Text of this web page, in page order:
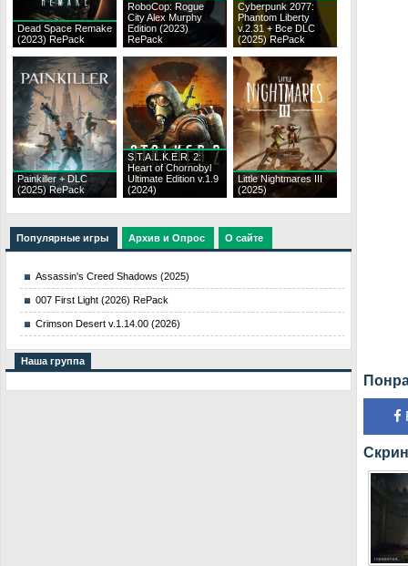
Dead Space Remake
(2023) RePack
RoboCop: Rogue
City Alex Murphy
Edition (2023)
RePack
Cyberpunk 2077:
Phantom Liberty
v.2.31 + Все DLC
(2025) RePack
Painkiller + DLC
(2025) RePack
S.T.A.L.K.E.R. 2:
Heart of Chornobyl
Ultimate Edition v.1.9
(2024)
Little Nightmares III
(2025)
Популярные игры Архив и Опрос О сайте
Assassin's Creed Shadows (2025)
007 First Light (2026) RePack
Crimson Desert v.1.14.00 (2026)
Наша группа